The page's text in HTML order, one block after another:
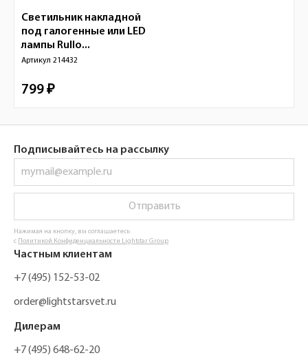
Светильник накладной
под галогенные или LED
лампы Rullo...
Артикул 214432
799 ₽
Подписывайтесь на рассылку
Отправить
Нажимая на кнопку, вы соглашаетесь
с Политикой Конфиденциальности Lightstar Group
Частным клиентам
+7 (495) 152-53-02
order@lightstarsvet.ru
Дилерам
+7 (495) 648-62-20